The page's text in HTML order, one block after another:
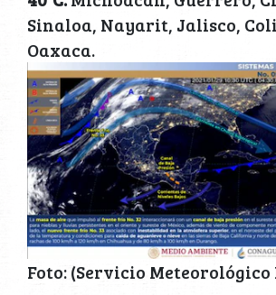
Sinaloa, Nayarit, Jalisco,
Oaxaca.
Foto: (Servicio